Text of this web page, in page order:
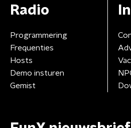
Radio
Programmering
Frequenties
Hosts
Demo insturen
Gemist